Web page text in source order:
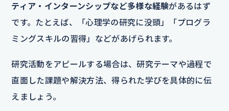
ティア・インターンシップなど多様な経験があるはず
です。たとえば、「心理学の研究に没頭」「プログラ
ミングスキルの習得」などがあげられます。
研究活動をアピールする場合は、研究テーマや過程で
直面した課題や解決方法、得られた学びを具体的に伝
えましょう。